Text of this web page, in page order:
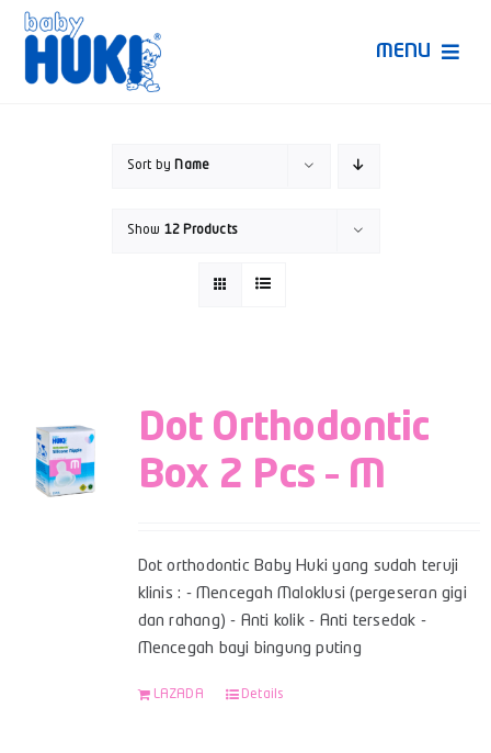
Skip
content
MENU
Sort by Name
Show 12 Products
Dot Orthodontic
Box 2 Pcs – M
Dot orthodontic Baby Huki yang sudah teruji
klinis : - Mencegah Maloklusi (pergeseran gigi
dan rahang) - Anti kolik - Anti tersedak -
Mencegah bayi bingung puting
LAZADA Details